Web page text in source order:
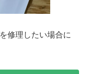
修理したい場合に